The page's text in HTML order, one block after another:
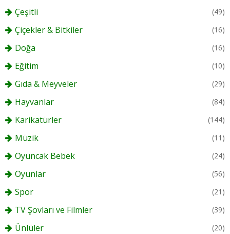
Çeşitli (49)
Çiçekler & Bitkiler (16)
Doğa (16)
Eğitim (10)
Gıda & Meyveler (29)
Hayvanlar (84)
Karikatürler (144)
Müzik (11)
Oyuncak Bebek (24)
Oyunlar (56)
Spor (21)
TV Şovları ve Filmler (39)
Ünlüler (20)